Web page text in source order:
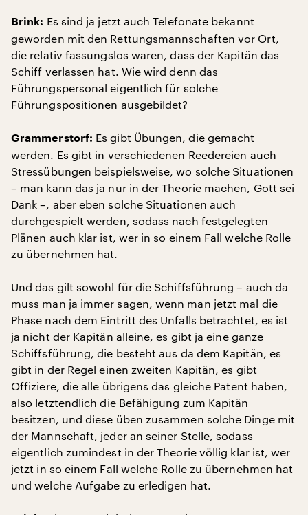
Brink: Es sind ja jetzt auch Telefonate bekannt
geworden mit den Rettungsmannschaften vor Ort,
die relativ fassungslos waren, dass der Kapitän das
Schiff verlassen hat. Wie wird denn das
Führungspersonal eigentlich für solche
Führungspositionen ausgebildet?
Grammerstorf: Es gibt Übungen, die gemacht
werden. Es gibt in verschiedenen Reedereien auch
Stressübungen beispielsweise, wo solche Situationen
– man kann das ja nur in der Theorie machen, Gott sei
Dank –, aber eben solche Situationen auch
durchgespielt werden, sodass nach festgelegten
Plänen auch klar ist, wer in so einem Fall welche Rolle
zu übernehmen hat.
Und das gilt sowohl für die Schiffsführung – auch da
muss man ja immer sagen, wenn man jetzt mal die
Phase nach dem Eintritt des Unfalls betrachtet, es ist
ja nicht der Kapitän alleine, es gibt ja eine ganze
Schiffsführung, die besteht aus da dem Kapitän, es
gibt in der Regel einen zweiten Kapitän, es gibt
Offiziere, die alle übrigens das gleiche Patent haben,
also letztendlich die Befähigung zum Kapitän
besitzen, und diese üben zusammen solche Dinge mit
der Mannschaft, jeder an seiner Stelle, sodass
eigentlich zumindest in der Theorie völlig klar ist, wer
jetzt in so einem Fall welche Rolle zu übernehmen hat
und welche Aufgabe zu erledigen hat.